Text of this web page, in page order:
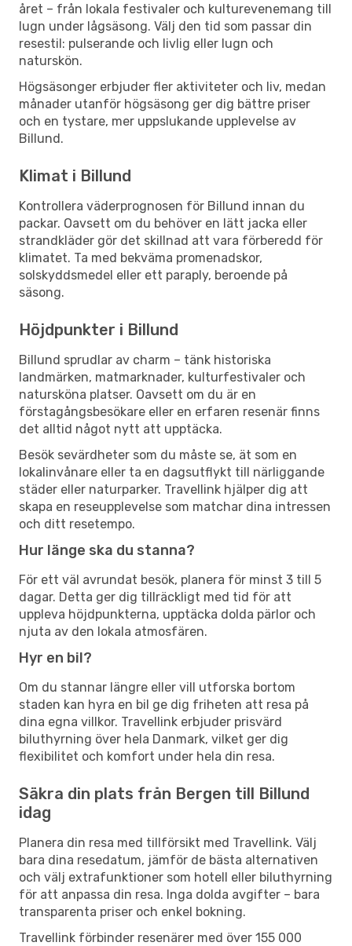
året – från lokala festivaler och kulturevenemang till
lugn under lågsäsong. Välj den tid som passar din
resestil: pulserande och livlig eller lugn och
naturskön.
Högsäsonger erbjuder fler aktiviteter och liv, medan
månader utanför högsäsong ger dig bättre priser
och en tystare, mer uppslukande upplevelse av
Billund.
Klimat i Billund
Kontrollera väderprognosen för Billund innan du
packar. Oavsett om du behöver en lätt jacka eller
strandkläder gör det skillnad att vara förberedd för
klimatet. Ta med bekväma promenadskor,
solskyddsmedel eller ett paraply, beroende på
säsong.
Höjdpunkter i Billund
Billund sprudlar av charm – tänk historiska
landmärken, matmarknader, kulturfestivaler och
natursköna platser. Oavsett om du är en
förstagångsbesökare eller en erfaren resenär finns
det alltid något nytt att upptäcka.
Besök sevärdheter som du måste se, ät som en
lokalinvånare eller ta en dagsutflykt till närliggande
städer eller naturparker. Travellink hjälper dig att
skapa en reseupplevelse som matchar dina intressen
och ditt resetempo.
Hur länge ska du stanna?
För ett väl avrundat besök, planera för minst 3 till 5
dagar. Detta ger dig tillräckligt med tid för att
uppleva höjdpunkterna, upptäcka dolda pärlor och
njuta av den lokala atmosfären.
Hyr en bil?
Om du stannar längre eller vill utforska bortom
staden kan hyra en bil ge dig friheten att resa på
dina egna villkor. Travellink erbjuder prisvärd
biluthyrning över hela Danmark, vilket ger dig
flexibilitet och komfort under hela din resa.
Säkra din plats från Bergen till Billund
idag
Planera din resa med tillförsikt med Travellink. Välj
bara dina resedatum, jämför de bästa alternativen
och välj extrafunktioner som hotell eller biluthyrning
för att anpassa din resa. Inga dolda avgifter – bara
transparenta priser och enkel bokning.
Travellink förbinder resenärer med över 155 000